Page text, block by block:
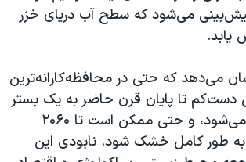
می‌شود که سطح آب دریای خزر
می‌دهد که حتی در محافظه‌کارانه‌ترین
دست‌کم تا پایان قرن حاضر به یک بستر
آب فصلی تبدیل می‌شود، و حتی ممکن است تا ۲۰۶۰
(۱۴۳۸) به طور کامل خشک شود. نابودی این